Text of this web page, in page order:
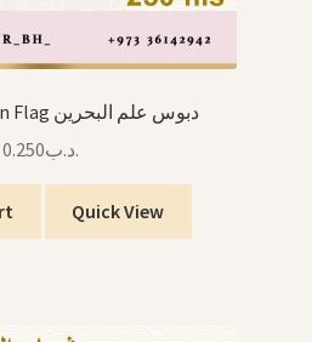
Broche Bahrain Flag دبوس علم البحرين
.د.ب0.250
Quick View